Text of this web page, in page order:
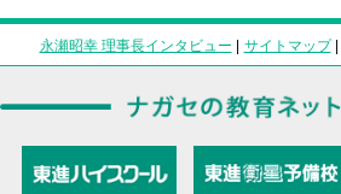
永瀬昭幸 理事長インタビュー | サイトマップ|